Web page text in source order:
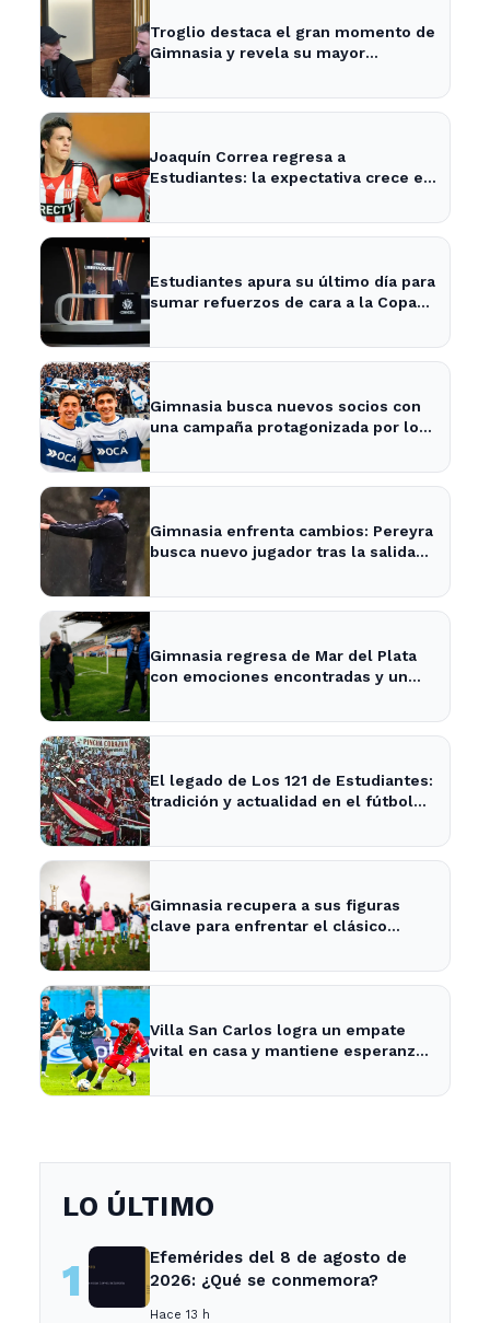
Troglio destaca el gran momento de
Gimnasia y revela su mayor
Joaquín Correa regresa a
Estudiantes: la expectativa crece en
Estudiantes apura su último día para
sumar refuerzos de cara a la Copa
Gimnasia busca nuevos socios con
una campaña protagonizada por los
Gimnasia enfrenta cambios: Pereyra
busca nuevo jugador tras la salida
Gimnasia regresa de Mar del Plata
con emociones encontradas y un
El legado de Los 121 de Estudiantes:
tradición y actualidad en el fútbol
Gimnasia recupera a sus figuras
clave para enfrentar el clásico
Villa San Carlos logra un empate
vital en casa y mantiene esperanzas
LO ÚLTIMO
1
Efemérides del 8 de agosto de
2026: ¿Qué se conmemora?
Hace 13 h